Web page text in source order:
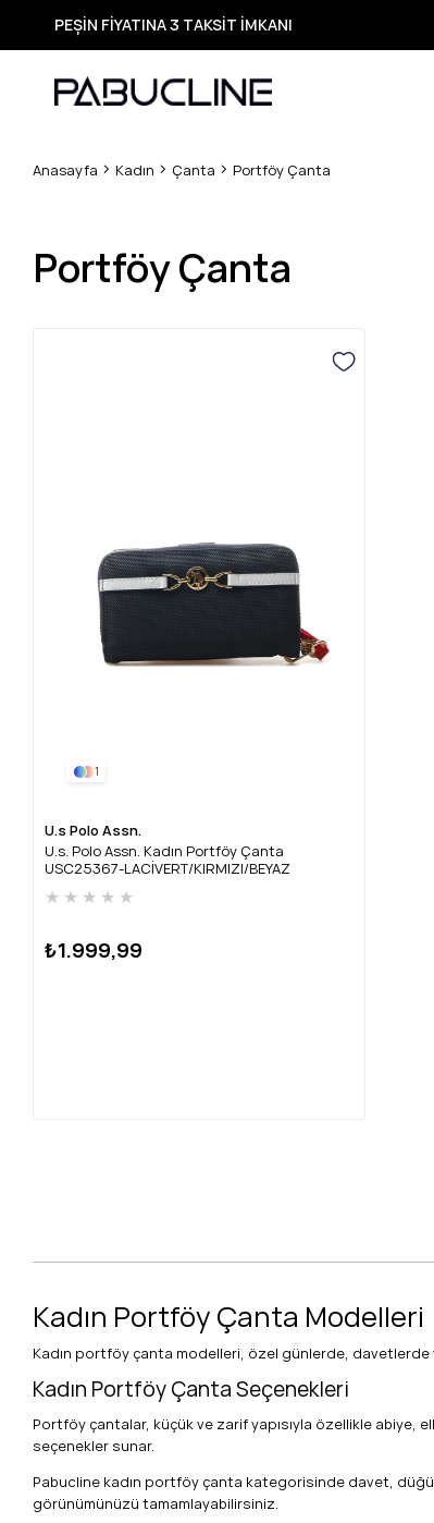
PEŞİN FİYATINA 3 TAKSİT İMKANI
TÜM ÜRÜNLERDE ÜCRETSİZ KARGO
Yeni Sezon Ürünlerde Özel Fırsatlar
Seçili Ürünlerde Hızlı Teslimat
Anasayfa Kadın Çanta Portföy Çanta
Portföy Çanta
1
U.s Polo Assn.
U.s. Polo Assn. Kadın Portföy Çanta
USC25367-LACİVERT/KIRMIZI/BEYAZ
★ ★ ★ ★ ★
₺1.999,99
Kadın Portföy Çanta Modelleri
Kadın portföy çanta modelleri, özel günlerde, davetlerde
Kadın Portföy Çanta Seçenekleri
Portföy çantalar, küçük ve zarif yapısıyla özellikle abiye,
seçenekler sunar.
Pabucline kadın portföy çanta kategorisinde davet,
görünümünüzü tamamlayabilirsiniz.